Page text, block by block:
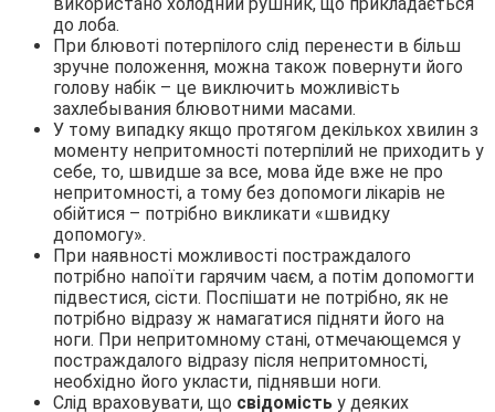
до лоба.
При блювоті потерпілого слід перенести в більш
зручне положення, можна також повернути його
голову набік – це виключить можливість
захлебывания блювотними масами.
У тому випадку якщо протягом декількох хвилин з
моменту непритомності потерпілий не приходить у
себе, то, швидше за все, мова йде вже не про
непритомності, а тому без допомоги лікарів не
обійтися – потрібно викликати «швидку
допомогу».
При наявності можливості постраждалого
потрібно напоїти гарячим чаєм, а потім допомогти
підвестися, сісти. Поспішати не потрібно, як не
потрібно відразу ж намагатися підняти його на
ноги. При непритомному стані, отмечающемся у
постраждалого відразу після непритомності,
необхідно його укласти, піднявши ноги.
Слід враховувати, що свідомість у деяких